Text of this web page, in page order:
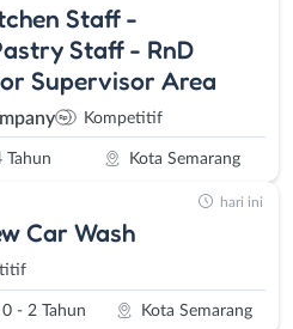
Staff -
Staff - RnD
Supervisor Area
Kompetitif
Tahun Kota Semarang
Car Wash
0 - 2 Tahun Kota Semarang
hari ini